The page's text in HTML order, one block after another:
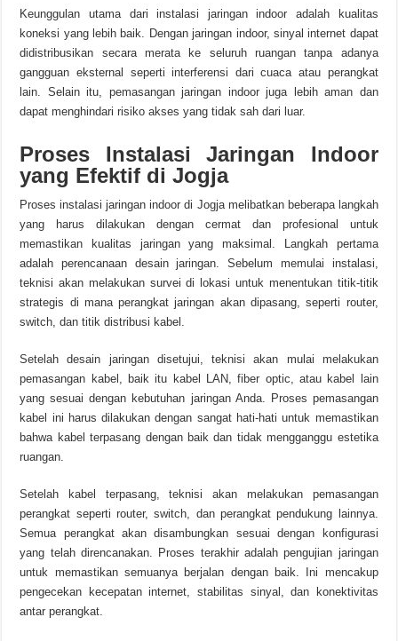
Keunggulan utama dari instalasi jaringan indoor adalah kualitas
koneksi yang lebih baik. Dengan jaringan indoor, sinyal internet dapat
didistribusikan secara merata ke seluruh ruangan tanpa adanya
gangguan eksternal seperti interferensi dari cuaca atau perangkat
lain. Selain itu, pemasangan jaringan indoor juga lebih aman dan
dapat menghindari risiko akses yang tidak sah dari luar.
Proses Instalasi Jaringan Indoor
yang Efektif di Jogja
Proses instalasi jaringan indoor di Jogja melibatkan beberapa langkah
yang harus dilakukan dengan cermat dan profesional untuk
memastikan kualitas jaringan yang maksimal. Langkah pertama
adalah perencanaan desain jaringan. Sebelum memulai instalasi,
teknisi akan melakukan survei di lokasi untuk menentukan titik-titik
strategis di mana perangkat jaringan akan dipasang, seperti router,
switch, dan titik distribusi kabel.
Setelah desain jaringan disetujui, teknisi akan mulai melakukan
pemasangan kabel, baik itu kabel LAN, fiber optic, atau kabel lain
yang sesuai dengan kebutuhan jaringan Anda. Proses pemasangan
kabel ini harus dilakukan dengan sangat hati-hati untuk memastikan
bahwa kabel terpasang dengan baik dan tidak mengganggu estetika
ruangan.
Setelah kabel terpasang, teknisi akan melakukan pemasangan
perangkat seperti router, switch, dan perangkat pendukung lainnya.
Semua perangkat akan disambungkan sesuai dengan konfigurasi
yang telah direncanakan. Proses terakhir adalah pengujian jaringan
untuk memastikan semuanya berjalan dengan baik. Ini mencakup
pengecekan kecepatan internet, stabilitas sinyal, dan konektivitas
antar perangkat.